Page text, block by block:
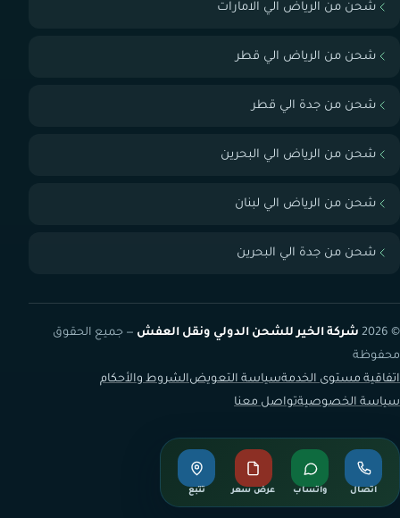
شحن من الرياض الي الامارات
شحن من الرياض الي قطر
شحن من جدة الي قطر
شحن من الرياض الي البحرين
شحن من الرياض الي لبنان
شحن من جدة الي البحرين
© 2026 شركة الخير للشحن الدولي ونقل العفش — جميع الحقوق
محفوظة
اتفاقية مستوى الخدمةسياسة التعويضالشروط والأحكام
سياسة الخصوصيةتواصل معنا
اتصال واتساب عرض سعر تتبع